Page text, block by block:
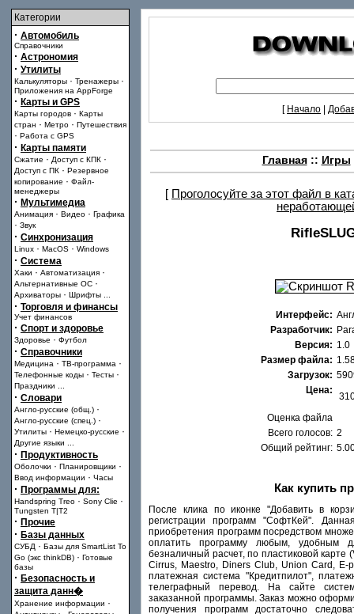
Категории
· Автомобиль
Справочники
· Астрономия
· Утилиты
Калькуляторы · Тренажеры ·
Приложения на AppForge
· Карты и GPS
Карты городов · Карты
стран · Метро · Путешествия
· Работа с GPS
· Карты памяти
Сжатие · Доступ с КПК ·
Доступ с ПК · Резервное
копирование · Файл-
менеджеры
· Мультимедиа
Анимация · Видео · Графика
· Звук
· Синхронизация
Linux · MacOS · Windows
· Система
Хаки · Автоматизация ·
Альтернативные ОС ·
Архиваторы · Шрифты
· Торговля и финансы
Учет финансов
· Спорт и здоровье
Здоровье · Футбол
· Справочники
Медицина · ТВ-программа ·
Телефонные коды · Тесты ·
Праздники
· Словари
Англо-русские (общ.) ·
Англо-русские (спец.) ·
Утилиты · Немецко-русские ·
Другие языки
· Продуктивность
Оболочки · Планировщики ·
Ввод информации · Часы
· Программы для:
Handspring Treo · Sony Clie ·
Tungsten T|T2
· Прочие
· Базы данных
СУБД · Базы для SmartList To
Go (экс thinkDB) · Готовые
базы
· Безопасность и
защита данн�
Хранение информации ·
[ Начало
Главная:: Игры
[ Проголосуйте за этот файл в
Интерфейс:
Разработчик:
Версия: 1.0
Размер файла:
Загрузок:
Цена:
Оценка файла
Всего голосов: 2
Общий рейтинг:
Как купить
После клика по иконке "Добавить в
регистрации программ "СофтКей".
приобретения программ посредством
оплатить программу любым, удобным
безналичный расчет, по пластиковой карте
Cirrus, Maestro, Diners Club, Union Card, E-
платежная система "Кредитпилот",
телеграфный перевод. На сайте
заказанной программы. Заказ можно
получения программ достаточно